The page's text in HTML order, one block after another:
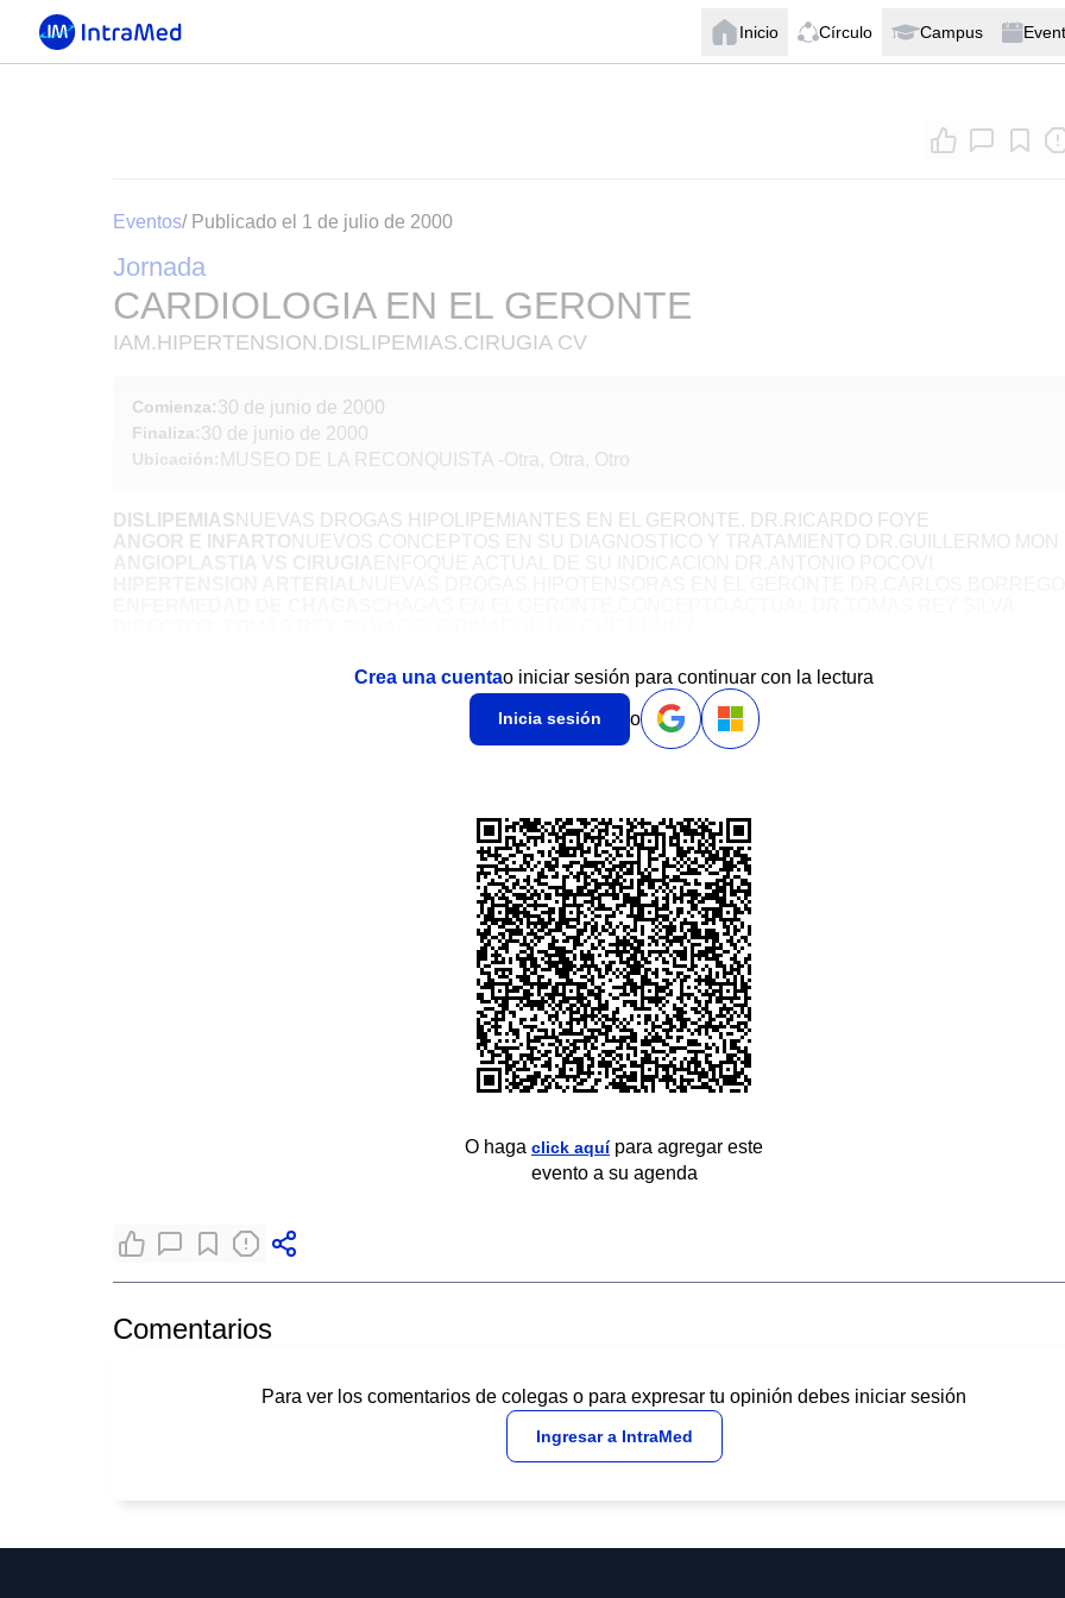
Inicio Círculo Campus
Eventos/ Publicado el 1 de julio de 2000
Jornada
CARDIOLOGIA EN EL GERONTE
IAM.HIPERTENSION.DISLIPEMIAS.CIRUGIA CV
Comienza:30 de junio de 2000
Finaliza:30 de junio de 2000
Ubicación: MUSEO DE LA RECONQUISTA -Otra, Otra, Otro
DISLIPEMIAS NUEVAS DROGAS HIPOLIPEMIANTES EN EL GERONTE. DR.RICARDO FOYE
ANGOR E INFARTO NUEVOS CONCEPTOS EN SU DIAGNOSTICO Y TRATAMIENTO DR.GUILLERMO MON
Crea una cuentao iniciar sesión para continuar con la lectura
Inicia sesión o
O haga click aquípara agregar este
evento a su agenda
Comentarios
Para ver los comentarios de colegas o para expresar tu opinión debes iniciar sesión
Ingresar a IntraMed